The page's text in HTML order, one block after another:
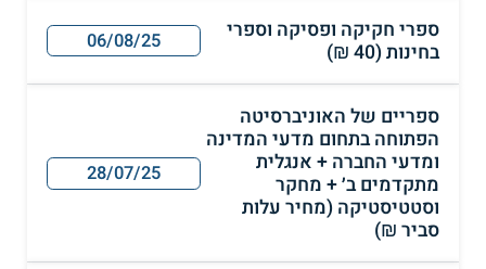
ספרי חקיקה ופסיקה וספרי
בחינות (40 ₪)
06/08/25
ספריים של האוניברסיטה
הפתוחה בתחום מדעי המדינה
ומדעי החברה + אנגלית
מתקדמים ב׳ + מחקר
וסטטיסטיקה (מחיר עלות
סביר ₪)
28/07/25